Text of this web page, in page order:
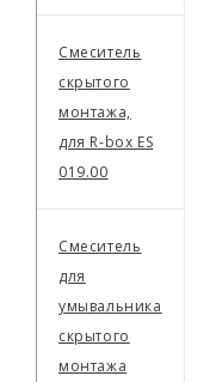
Смеситель
скрытого
монтажа,
для R-box ES
019.00
Смеситель
для
умывальника
скрытого
монтажа